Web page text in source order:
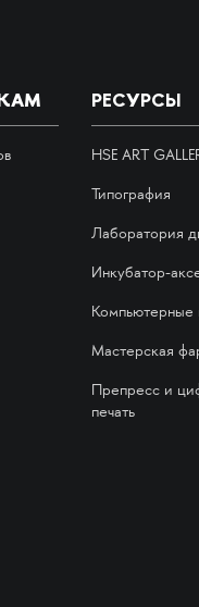
РЕСУРСЫ
HSE ART
Типография
Лаборатория
Инкубатор-
Компьютерные
Мастерская
Препресс и
печать